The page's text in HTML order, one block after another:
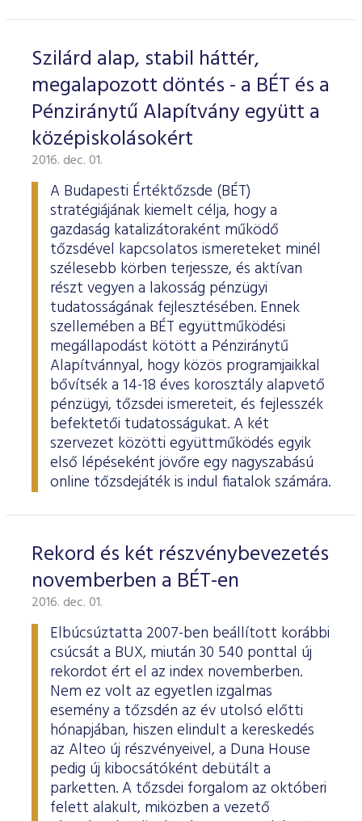
Szilárd alap, stabil háttér,
megalapozott döntés - a BÉT és a
Pénziránytű Alapítvány együtt a
középiskolásokért
2016. dec. 01.
A Budapesti Értéktőzsde (BÉT)
stratégiájának kiemelt célja, hogy a
gazdaság katalizátoraként működő
tőzsdével kapcsolatos ismereteket minél
szélesebb körben terjessze, és aktívan
részt vegyen a lakosság pénzügyi
tudatosságának fejlesztésében. Ennek
szellemében a BÉT együttműködési
megállapodást kötött a Pénziránytű
Alapítvánnyal, hogy közös programjaikkal
bővítsék a 14-18 éves korosztály alapvető
pénzügyi, tőzsdei ismereteit, és fejlesszék
befektetői tudatosságukat. A két
szervezet közötti együttműködés egyik
első lépéseként jövőre egy nagyszabású
online tőzsdejáték is indul fiatalok számára.
Rekord és két részvénybevezetés
novemberben a BÉT-en
2016. dec. 01.
Elbúcsúztatta 2007-ben beállított korábbi
csúcsát a BUX, miután 30 540 ponttal új
rekordot ért el az index novemberben.
Nem ez volt az egyetlen izgalmas
esemény a tőzsdén az év utolsó előtti
hónapjában, hiszen elindult a kereskedés
az Alteo új részvényeivel, a Duna House
pedig új kibocsátóként debütált a
parketten. A tőzsdei forgalom az októberi
felett alakult, miközben a vezető